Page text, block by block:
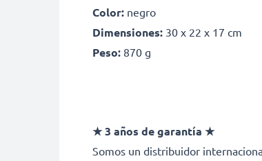
Color: negro
Dimensiones: 30 x 22 x 17 cm
Peso: 870 g
★ 3 años de garantía ★
Somos un distribuidor